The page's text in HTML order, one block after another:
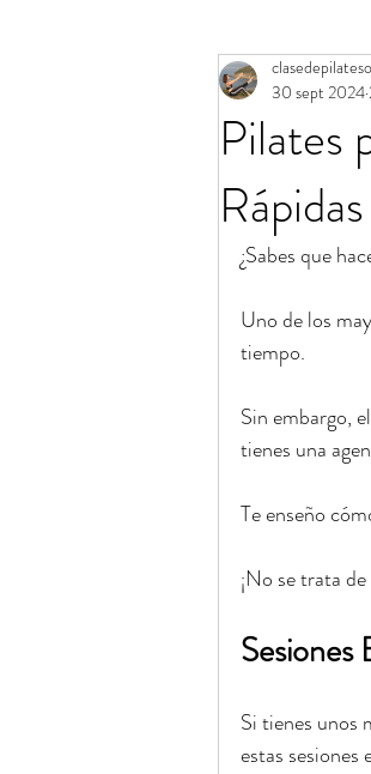
Aro mágico de
Banda elástica
Pilates
30 sept 2024
¿Sabes que
Uno de los
tiempo.
Sin embargo,
tienes una
Te enseño
¡No se trata
Sesiones
Si tienes unos
estas sesiones